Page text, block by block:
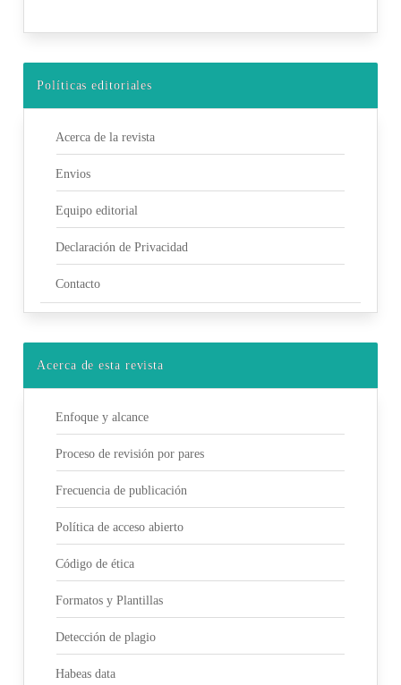
Políticas editoriales
Acerca de la revista
Envios
Equipo editorial
Declaración de Privacidad
Contacto
Acerca de esta revista
Enfoque y alcance
Proceso de revisión por pares
Frecuencia de publicación
Política de acceso abierto
Código de ética
Formatos y Plantillas
Detección de plagio
Habeas data